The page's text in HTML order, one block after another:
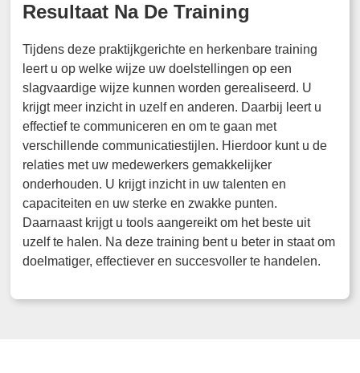
Resultaat Na De Training
Tijdens deze praktijkgerichte en herkenbare training
leert u op welke wijze uw doelstellingen op een
slagvaardige wijze kunnen worden gerealiseerd. U
krijgt meer inzicht in uzelf en anderen. Daarbij leert u
effectief te communiceren en om te gaan met
verschillende communicatiestijlen. Hierdoor kunt u de
relaties met uw medewerkers gemakkelijker
onderhouden. U krijgt inzicht in uw talenten en
capaciteiten en uw sterke en zwakke punten.
Daarnaast krijgt u tools aangereikt om het beste uit
uzelf te halen. Na deze training bent u beter in staat om
doelmatiger, effectiever en succesvoller te handelen.